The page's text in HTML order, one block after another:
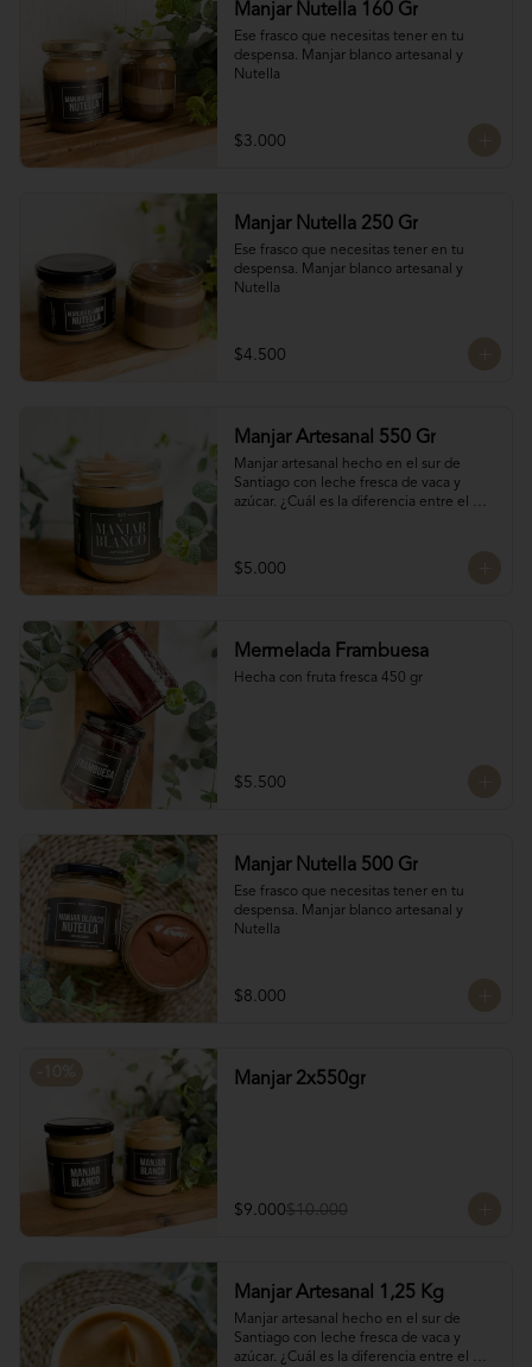
duración pero esto a la vez hace que sea
un sabor más suave y artesanal, más de
casa.
Manjar Nutella 160 Gr
Ese frasco que necesitas tener en tu
despensa. Manjar blanco artesanal y
Nutella
$3.000
Manjar Nutella 250 Gr
Ese frasco que necesitas tener en tu
despensa. Manjar blanco artesanal y
Nutella
$4.500
Manjar Artesanal 550 Gr
Manjar artesanal hecho en el sur de
Santiago con leche fresca de vaca y
azúcar. ¿Cuál es la diferencia entre el
El manjar tradicional, al tener mayor
tiempo de cocción tiene un sabor más
duración pero esto a la vez hace que sea
un sabor más suave y artesanal, más de
$5.000
Mermelada Frambuesa
Hecha con fruta fresca 450 gr
$5.500
Manjar Nutella 500 Gr
Ese frasco que necesitas tener en tu
despensa. Manjar blanco artesanal y
Nutella
$8.000
Manjar 2x550gr
$9.000$10.000
Manjar Artesanal 1,25 Kg
Manjar artesanal hecho en el sur de
Santiago con leche fresca de vaca y
azúcar. ¿Cuál es la diferencia entre el